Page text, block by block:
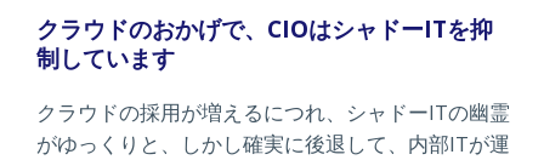
クラウドのおかげで、CIOはシャドーITを抑
制しています
クラウドの採用が増えるにつれ、シャドーITの幽霊
がゆっくりと、しかし確実に後退して、内部ITが運